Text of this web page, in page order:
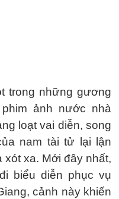
trong những gương
ảnh nước nhà
loạt vai diễn, song
nam tài tử lại lận
xót xa. Mới đây nhất,
biểu diễn phục vụ
cảnh này khiến